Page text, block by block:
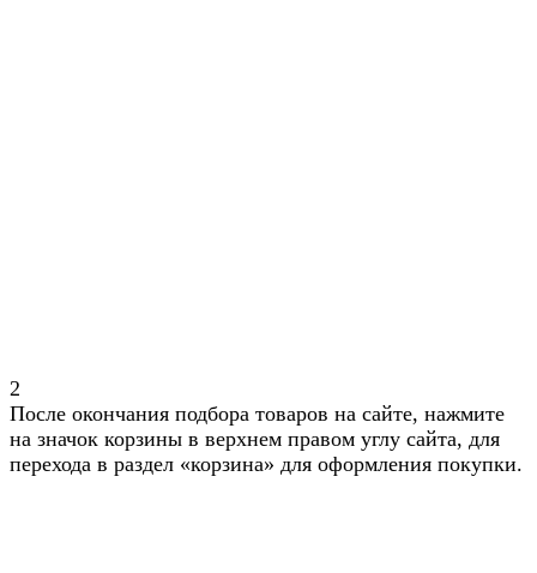
2
После окончания подбора товаров на сайте, нажмите
на значок корзины в верхнем правом углу сайта, для
перехода в раздел «корзина» для оформления покупки.